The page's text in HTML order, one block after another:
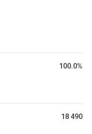
100.0%
18 490